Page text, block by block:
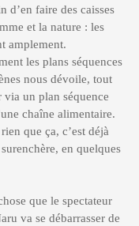
d’en faire des caisses
et la nature : les
amplement.
les plans séquences
nous dévoile, tout
un plan séquence
chaîne alimentaire.
que ça, c’est déjà
en quelques
que le spectateur
va se débarrasser de